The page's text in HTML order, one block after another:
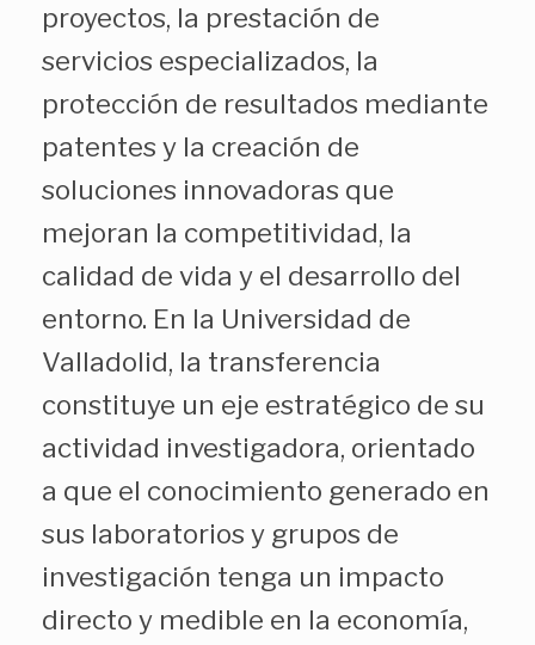
proyectos, la prestación de
servicios especializados, la
protección de resultados mediante
patentes y la creación de
soluciones innovadoras que
mejoran la competitividad, la
calidad de vida y el desarrollo del
entorno. En la Universidad de
Valladolid, la transferencia
constituye un eje estratégico de su
actividad investigadora, orientado
a que el conocimiento generado en
sus laboratorios y grupos de
investigación tenga un impacto
directo y medible en la economía,